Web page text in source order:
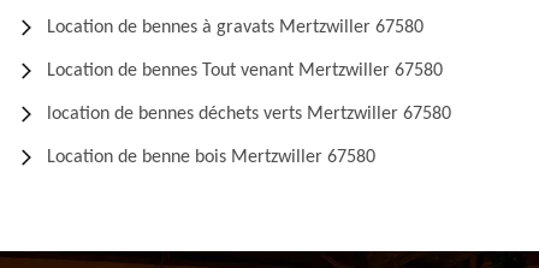
Location de bennes à gravats Mertzwiller 67580
Location de bennes Tout venant Mertzwiller 67580
location de bennes déchets verts Mertzwiller 67580
Location de benne bois Mertzwiller 67580